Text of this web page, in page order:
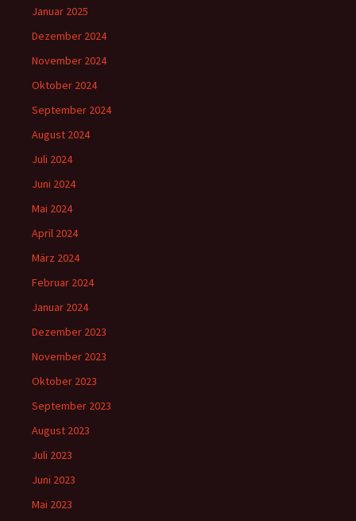
Januar 2025
Dezember 2024
November 2024
Oktober 2024
September 2024
August 2024
Juli 2024
Juni 2024
Mai 2024
April 2024
März 2024
Februar 2024
Januar 2024
Dezember 2023
November 2023
Oktober 2023
September 2023
August 2023
Juli 2023
Juni 2023
Mai 2023